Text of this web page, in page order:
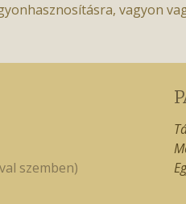
vagyon
szemben)